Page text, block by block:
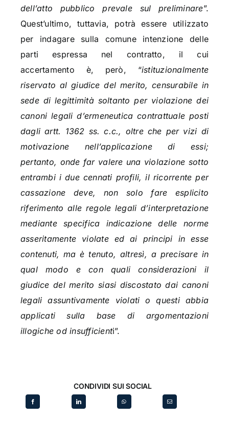
dell’atto pubblico prevale sul preliminare”.
Quest’ultimo, tuttavia, potrà essere utilizzato
per indagare sulla comune intenzione delle
parti espressa nel contratto, il cui
accertamento è, però, “istituzionalmente
riservato al giudice del merito, censurabile in
sede di legittimità soltanto per violazione dei
canoni legali d’ermeneutica contrattuale posti
dagli artt. 1362 ss. c.c., oltre che per vizi di
motivazione nell’applicazione di essi;
pertanto, onde far valere una violazione sotto
entrambi i due cennati profili, il ricorrente per
cassazione deve, non solo fare esplicito
riferimento alle regole legali d’interpretazione
mediante specifica indicazione delle norme
asseritamente violate ed ai principi in esse
contenuti, ma è tenuto, altresì, a precisare in
qual modo e con quali considerazioni il
giudice del merito siasi discostato dai canoni
legali assuntivamente violati o questi abbia
applicati sulla base di argomentazioni
illogiche od insufficienti”.
CONDIVIDI SUI SOCIAL